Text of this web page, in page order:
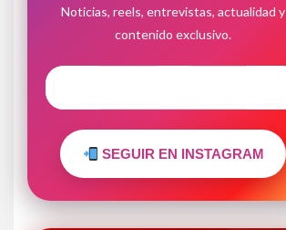
Noticias, reels, entrevistas, actualidad y
contenido exclusivo.
SEGUIR EN INSTAGRAM